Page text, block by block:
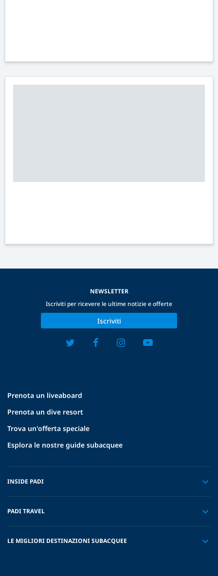
Prenota un liveaboard
Prenota un dive resort
Trova un'offerta speciale
Esplora le nostre guide subacquee
INSIDE PADI
PADI TRAVEL
LE MIGLIORI DESTINAZIONI SUBACQUEE
NEWSLETTER
Iscriviti per ricevere le ultime notizie e offerte
Iscriviti